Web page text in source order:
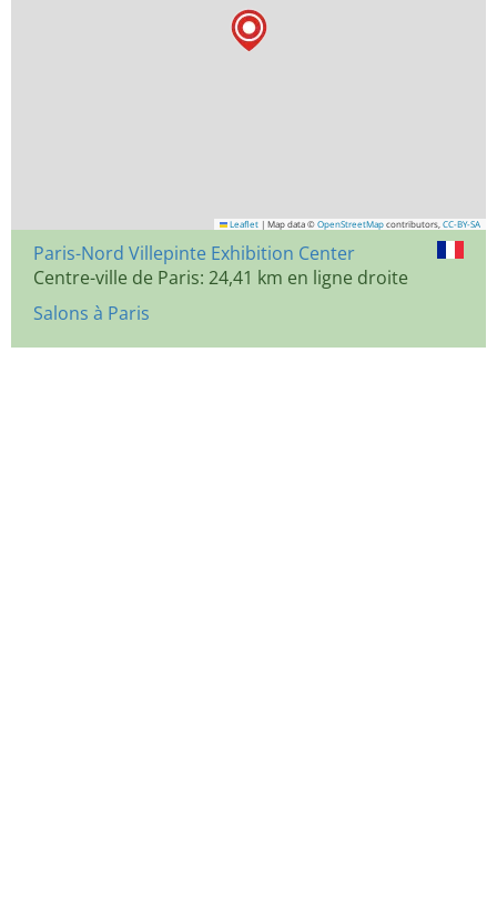
Leaflet | Map data © OpenStreetMap contributors, CC-BY-SA
Paris-Nord Villepinte Exhibition Center
Centre-ville de Paris: 24,41 km en ligne droite
Salons à Paris